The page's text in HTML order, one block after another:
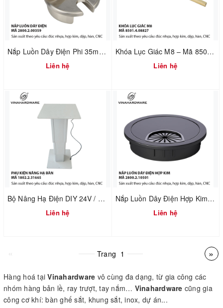
Nắp Luồn Dây Điện Phi 35mm – Hợp Kim Đúc Xi Mạ Nikel Xước Mờ | Mã 2800.2.00359
Liên hệ
Khóa Lục Giác M8 – Mã 8501.4.08827
Liên hệ
Bộ Nâng Hạ Điện DIY 24V / 220V – Cơ Cấu Nâng Bàn Tatami – Mã 1802.2.31665
Liên hệ
Nắp Luồn Dây Điện Hợp Kim Đúc Sơn Đen – Mã 2800.2.10501
Liên hệ
« Trang 1 »
Hàng hoá tạiVinahardware vô cùng đa dạng, từ gia công các
nhóm hàng bản lề, ray trượt, tay nắm… Vinahardware cũng gia
công cơ khí: bàn ghế sắt, khung sắt, inox, dự án...